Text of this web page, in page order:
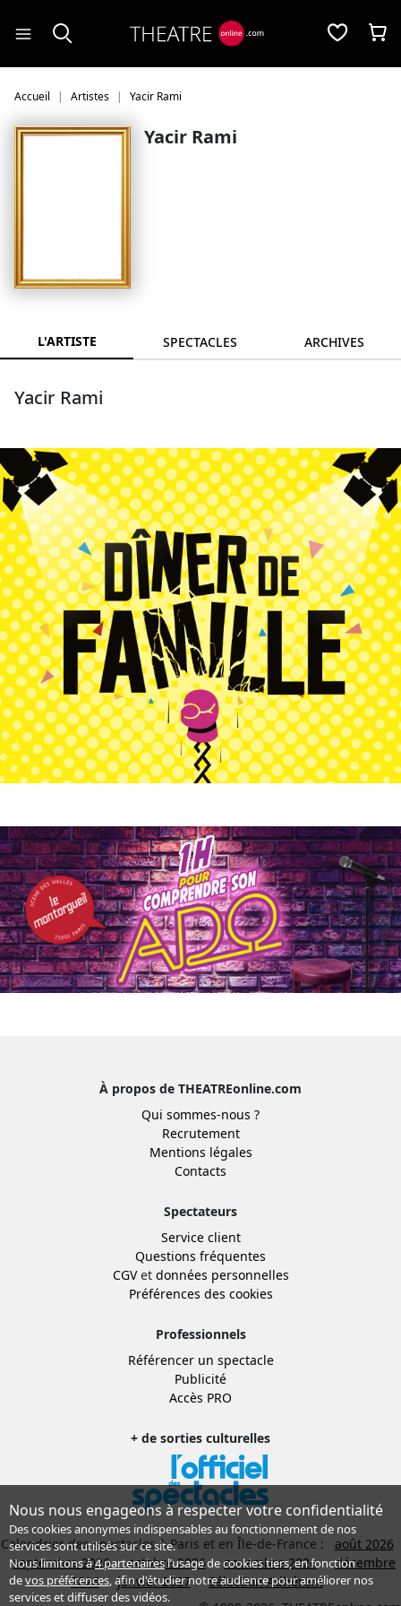
Accueil Artistes Yacir Rami
Yacir Rami
L'ARTISTE SPECTACLES ARCHIVES
Yacir Rami
À propos de THEATREonline.com
Qui sommes-nous ?
Recrutement
Mentions légales
Contacts
Spectateurs
Service client
Questions fréquentes
CGVet données personnelles
Préférences des cookies
Professionnels
Référencer un spectacle
Publicité
Accès PRO
+ de sorties culturelles
Calendrier des spectacles à Paris et en Île-de-France :
août 2026
septembre 2026
octobre 2026 novembre 2026
décembre
2026
janvier 2027
Sélection Adhérent
Nous nous engageons à respecter votre confidentialité
Des cookies anonymes indispensables au fonctionnement de nos
services sont utilisés sur ce site.
Nous limitons à4 partenairesl’usage de cookies tiers, en fonction
devos préférences, afin d'étudier notre audience pour améliorer nos
services et diffuser des vidéos.